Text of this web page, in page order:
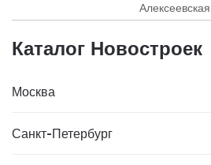
Алексеевская.
Каталог Новостроек
Москва
Санкт-Петербург